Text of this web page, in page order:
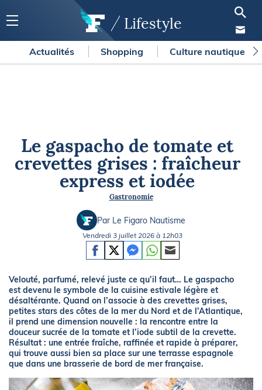
Lifestyle
Actualités Shopping Culture nautique
Le gaspacho de tomate et
crevettes grises : fraîcheur
express et iodée
Gastronomie
Par Le Figaro Nautisme
Vendredi 3 juillet 2026 à 12h03
Velouté, parfumé, relevé juste ce qu’il faut… Le gaspacho
est devenu le symbole de la cuisine estivale légère et
désaltérante. Quand on l’associe à des crevettes grises,
petites stars des côtes de la mer du Nord et de l’Atlantique,
il prend une dimension nouvelle : la rencontre entre la
douceur sucrée de la tomate et l’iode subtil de la crevette.
Résultat : une entrée fraîche, raffinée et rapide à préparer,
qui trouve aussi bien sa place sur une terrasse espagnole
que dans une brasserie de bord de mer française.